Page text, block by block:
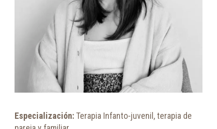
Especialización:Terapia Infanto-juvenil, terapia de